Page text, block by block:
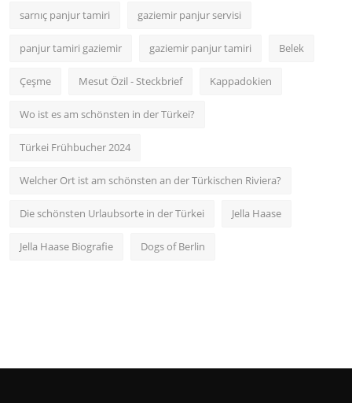
sarnıç panjur tamiri gaziemir panjur servisi
panjur tamiri gaziemir gaziemir panjur tamiri Belek
Çeşme Mesut Özil - Steckbrief Kappadokien
Wo ist es am schönsten in der Türkei?
Türkei Frühbucher 2024
Welcher Ort ist am schönsten an der Türkischen Riviera?
Die schönsten Urlaubsorte in der Türkei Jella Haase
Jella Haase Biografie Dogs of Berlin